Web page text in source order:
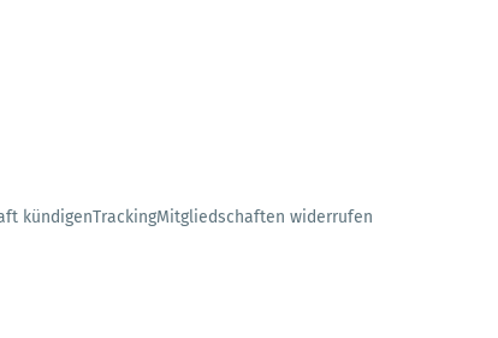
kündigenTrackingMitgliedschaften widerrufen